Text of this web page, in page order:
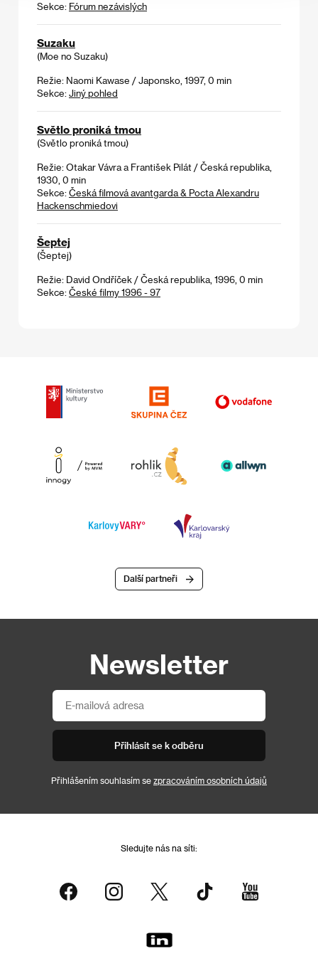
Sekce: Fórum nezávislých
Suzaku
(Moe no Suzaku)
Režie: Naomi Kawase / Japonsko, 1997, 0 min
Sekce: Jiný pohled
Světlo proniká tmou
(Světlo proniká tmou)
Režie: Otakar Vávra a František Pilát / Česká republika,
1930, 0 min
Sekce: Česká filmová avantgarda & Pocta Alexandru
Hackenschmiedovi
Šeptej
(Šeptej)
Režie: David Ondříček / Česká republika, 1996, 0 min
Sekce: České filmy 1996 - 97
Další partneři
Newsletter
Přihlásit se k odběru
Přihlášením souhlasím se zpracováním osobních údajů
Sledujte nás na síti: